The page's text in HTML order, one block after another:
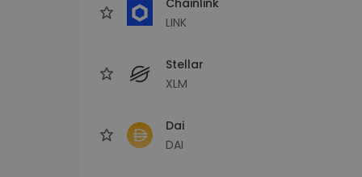
LINK
Stellar
XLM
Dai
DAI